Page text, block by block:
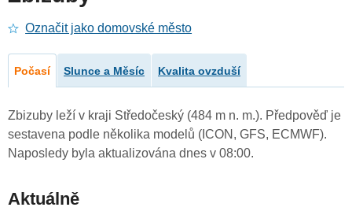
Označit jako domovské město
Počasí Slunce a Měsíc Kvalita ovzduší
Zbizuby leží v kraji Středočeský (484 m n. m.). Předpověď je
sestavena podle několika modelů (ICON, GFS, ECMWF).
Naposledy byla aktualizována dnes v 08:00.
Aktuálně